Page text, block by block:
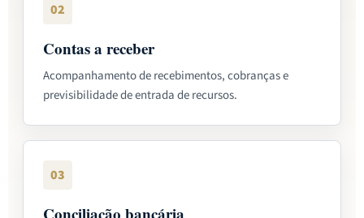
02
Contas a receber
Acompanhamento de recebimentos, cobranças e
previsibilidade de entrada de recursos.
03
Conciliação bancária